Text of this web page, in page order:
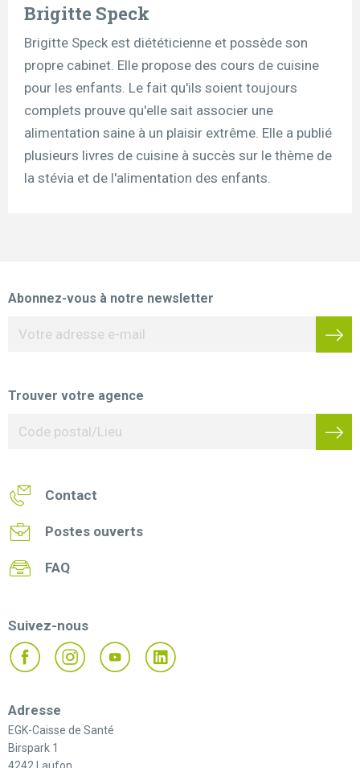
Brigitte Speck
Brigitte Speck est diététicienne et possède son
propre cabinet. Elle propose des cours de cuisine
pour les enfants. Le fait qu'ils soient toujours
complets prouve qu'elle sait associer une
alimentation saine à un plaisir extrême. Elle a publié
plusieurs livres de cuisine à succès sur le thème de
la stévia et de l'alimentation des enfants.
Abonnez-vous à notre newsletter
Trouver votre agence
Contact
Postes ouverts
FAQ
Suivez-nous
Adresse
EGK-Caisse de Santé
Birspark 1
4242 Laufon